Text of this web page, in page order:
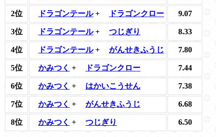
2位 ドラゴンテール+ ドラゴンクロー 9.07
3位 ドラゴンテール+ つじぎり 8.33
4位 ドラゴンテール+ がんせきふうじ 7.80
5位 かみつく + ドラゴンクロー 7.44
6位 かみつく + はかいこうせん 7.38
7位 かみつく + がんせきふうじ 6.68
8位 かみつく + つじぎり 6.50